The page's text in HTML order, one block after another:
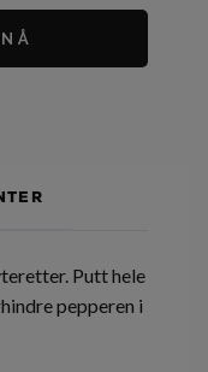
Putt hele
pepperen i